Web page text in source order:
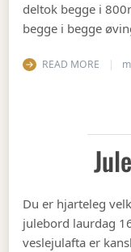
deltok begge i
begge i begge
READ MORE
Du er hjarteleg
julebord laurdag
veslejulafta er